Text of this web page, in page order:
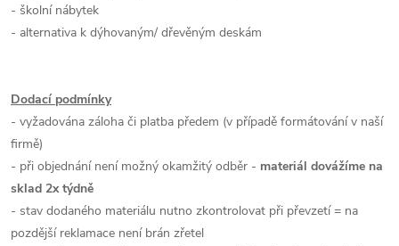
- školní nábytek
- alternativa k dýhovaným/ dřevěným deskám
Dodací podmínky
- vyžadována záloha či platba předem (v případě formátování v naší
firmě)
- při objednání není možný okamžitý odběr - materiál dovážíme na
sklad 2x týdně
- stav dodaného materiálu nutno zkontrolovat při převzetí = na
pozdější reklamace není brán zřetel